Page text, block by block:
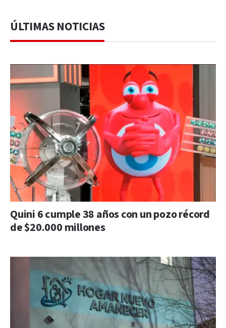
ÚLTIMAS NOTICIAS
Quini 6 cumple 38 años con un pozo récord
de $20.000 millones